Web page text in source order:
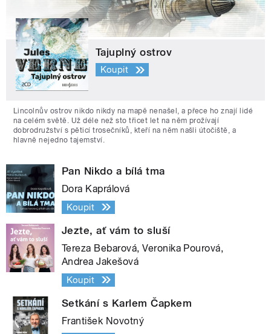
Tajuplný ostrov
Koupit
Lincolnův ostrov nikdo nikdy na mapě nenašel, a přece ho znají lidé
na celém světě. Už déle než sto třicet let na něm prožívají
dobrodružství s pěticí trosečníků, kteří na něm našli útočiště, a
hlavně nejedno tajemství.
Pan Nikdo a bílá tma
Dora Kaprálová
Koupit
Jezte, ať vám to sluší
Tereza Bebarová, Veronika Pourová,
Andrea Jakešová
Koupit
Setkání s Karlem Čapkem
František Novotný